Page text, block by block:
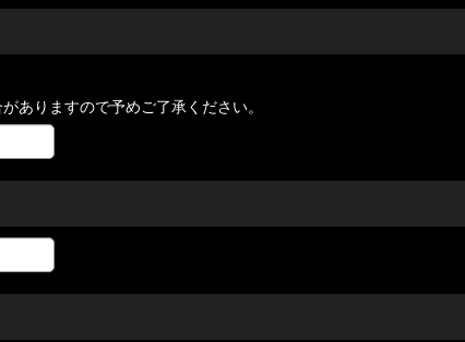
ありますので予めご了承ください。